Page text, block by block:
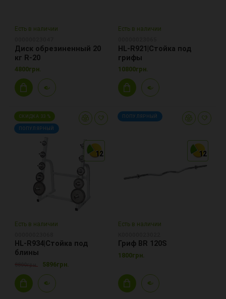
Есть в наличии
Диск обрезиненный 20
кг R-20
4800грн.
Есть в наличии
HL-R921|Стойка под
грифы
10800грн.
12
12
12
СКИДКА 33 %
ПОПУЛЯРНЫЙ
Есть в наличии
HL-R934|Стойка под
блины
8800грн. 5896грн.
12
12
12
ПОПУЛЯРНЫЙ
Есть в наличии
Гриф BR 120S
1800грн.